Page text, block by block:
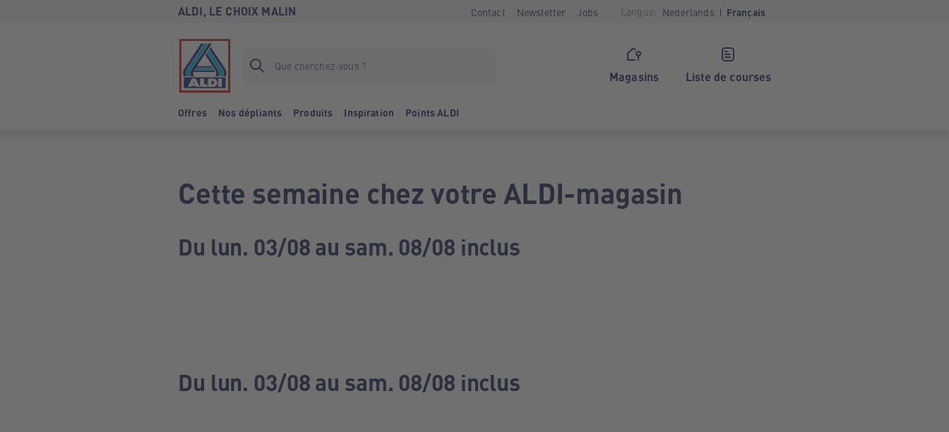
ALDI, LE CHOIX MALIN Contact Newsletter Jobs Langue: Nederlands Français
Magasins Liste de courses
Offres Nos dépliants Produits Inspiration Points ALDI
Cette semaine chez votre ALDI-magasin
Du lun. 03/08 au sam. 08/08 inclus
Du lun. 03/08 au sam. 08/08 inclus